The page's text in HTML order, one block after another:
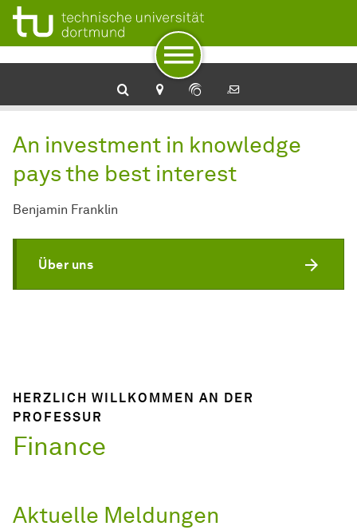
Zur Navigation
Zum Schnellzugriff
Zum Fuß der Seite mit weiteren Services
Zum Inhalt
Zur Startseite
An investment in knowledge
pays the best interest
Benjamin Franklin
Über uns
HERZLICH WILLKOMMEN AN DER
PROFESSUR
Finance
Aktuelle Meldungen